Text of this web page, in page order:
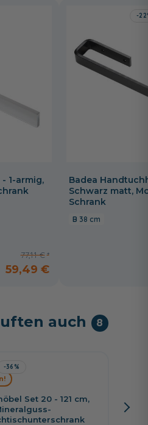
1-armig,
77,11 €
59,49 €
-
Badea
Schwarz matt,
Schrank
38 cm
auch 8
-36%
Set 20 - 121 cm,